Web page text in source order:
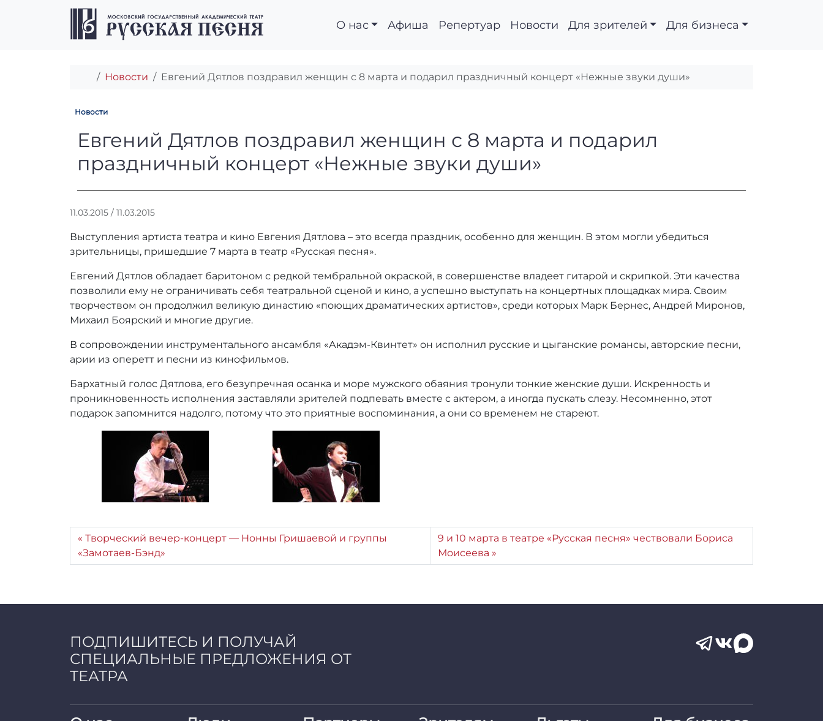
Перейти к содержимому
Перейти к футеру
О нас Афиша Репертуар Новости Для зрителей Для бизнеса
Главная
Новости Евгений Дятлов поздравил женщин с 8 марта и подарил праздничный концерт «Нежные звуки души»
Новости
Евгений Дятлов поздравил женщин с 8 марта и подарил
Евгений Дятлов поздравил женщин с 8 марта и подарил
праздничный концерт «Нежные звуки души»
11.03.2015 / 11.03.2015
т
о
:
r
r
_
a
d
Выступления артиста театра и кино Евгения Дятлова – это всегда праздник, особенно для женщин. В этом могли убедиться
зрительницы, пришедшие 7 марта в театр «Русская песня».
Евгений Дятлов обладает баритоном с редкой тембральной окраской, в совершенстве владеет гитарой и скрипкой. Эти качества
позволили ему не ограничивать себя театральной сценой и кино, а успешно выступать на концертных площадках мира. Своим
творчеством он продолжил великую династию «поющих драматических артистов», среди которых Марк Бернес, Андрей Миронов,
Михаил Боярский и многие другие.
В сопровождении инструментального ансамбля «Акадэм-Квинтет» он исполнил русские и цыганские романсы, авторские песни,
арии из оперетт и песни из кинофильмов.
Бархатный голос Дятлова, его безупречная осанка и море мужского обаяния тронули тонкие женские души. Искренность и
проникновенность исполнения заставляли зрителей подпевать вместе с актером, а иногда пускать слезу. Несомненно, этот
подарок запомнится надолго, потому что это приятные воспоминания, а они со временем не стареют.
Творческий вечер-концерт — Нонны Гришаевой и группы
«Замотаев-Бэнд»
9 и 10 марта в театре «Русская песня» чествовали Бориса
Моисеева
ПОДПИШИТЕСЬ И ПОЛУЧАЙ
СПЕЦИАЛЬНЫЕ ПРЕДЛОЖЕНИЯ ОТ
ТЕАТРА